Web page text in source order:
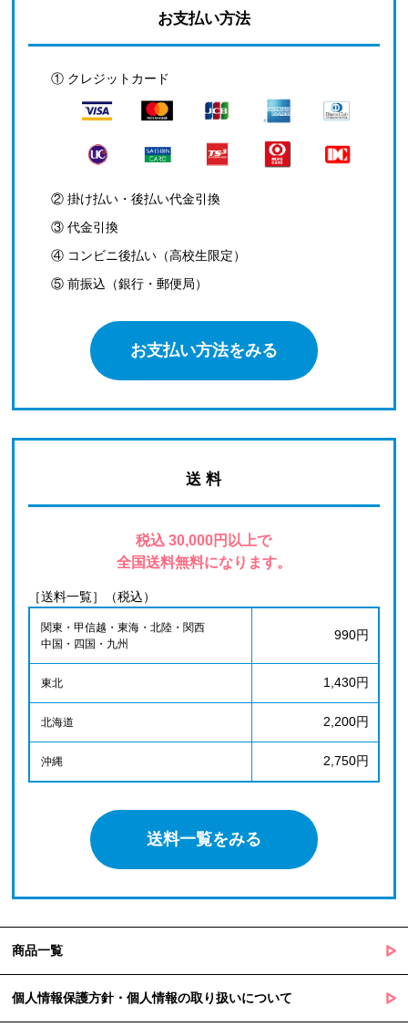
お支払い方法
① クレジットカード
② 掛け払い・後払い代金引換
③ 代金引換
④ コンビニ後払い（高校生限定）
⑤ 前振込（銀行・郵便局）
お支払い方法をみる
送 料
税込 30,000円以上で
全国送料無料になります。
［送料一覧］（税込）
関東・甲信越・東海・北陸・関西
中国・四国・九州
990円
東北 1,430円
北海道 2,200円
沖縄 2,750円
送料一覧をみる
商品一覧
個人情報保護方針・個人情報の取り扱いについて